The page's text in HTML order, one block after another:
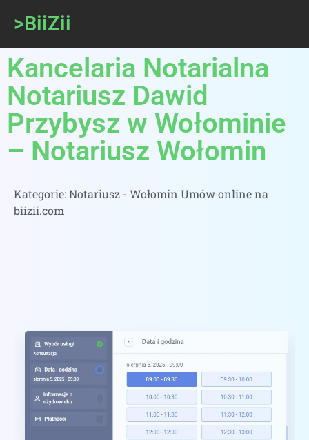
>BiiZii
Kancelaria Notarialna
Notariusz Dawid
Przybysz w Wołominie
– Notariusz Wołomin
Kategorie:Notariusz - Wołomin Umów online na
biizii.com